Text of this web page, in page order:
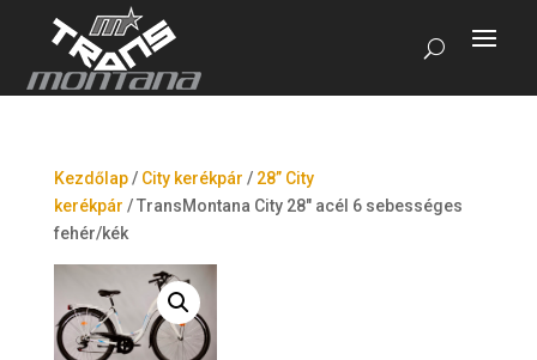
Kezdőlap/ City kerékpár / 28” City
kerékpár /TransMontana City 28″ acél 6 sebességes
fehér/kék